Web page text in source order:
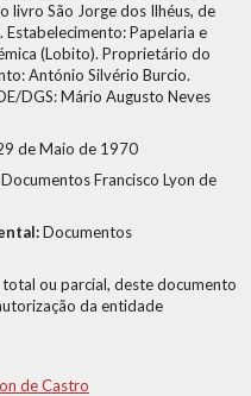
livro São Jorge dos Ilhéus, de
Estabelecimento: Papelaria e
(Lobito). Proprietário do
António Silvério Burcio.
DGS: Mário Augusto Neves
de Maio de 1970
Francisco Lyon de
Documentos
ou parcial, deste documento
da entidade
de Castro